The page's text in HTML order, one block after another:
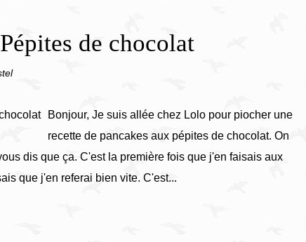
de chocolat
Bonjour, Je suis allée chez Lolo pour piocher une
recette de pancakes aux pépites de chocolat. On
dis que ça. C'est la première fois que j'en faisais aux
que j'en referai bien vite. C'est...